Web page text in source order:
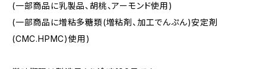
(一部商品に乳製品、胡桃、アーモンド使用)
(一部商品に増粘多糖類(増粘剤、加工でんぷん)安定剤
(CMC.HPMC)使用)